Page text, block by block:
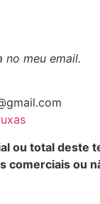
no meu email.
ou total deste
comerciais ou